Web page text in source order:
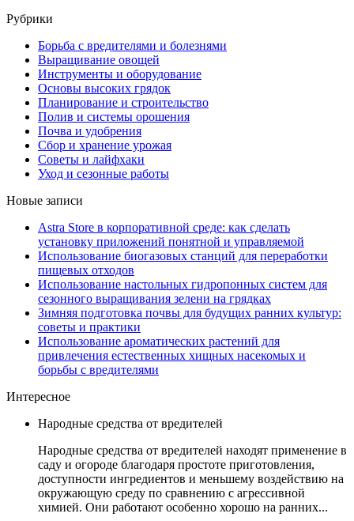
Рубрики
Борьба с вредителями и болезнями
Выращивание овощей
Инструменты и оборудование
Основы высоких грядок
Планирование и строительство
Полив и системы орошения
Почва и удобрения
Сбор и хранение урожая
Советы и лайфхаки
Уход и сезонные работы
Новые записи
Astra Store в корпоративной среде: как сделать
установку приложений понятной и управляемой
Использование биогазовых станций для переработки
пищевых отходов
Использование настольных гидропонных систем для
сезонного выращивания зелени на грядках
Зимняя подготовка почвы для будущих ранних культур:
советы и практики
Использование ароматических растений для
привлечения естественных хищных насекомых и
борьбы с вредителями
Интересное
Народные средства от вредителей
Народные средства от вредителей находят применение в
саду и огороде благодаря простоте приготовления,
доступности ингредиентов и меньшему воздействию на
окружающую среду по сравнению с агрессивной
химией. Они работают особенно хорошо на ранних...